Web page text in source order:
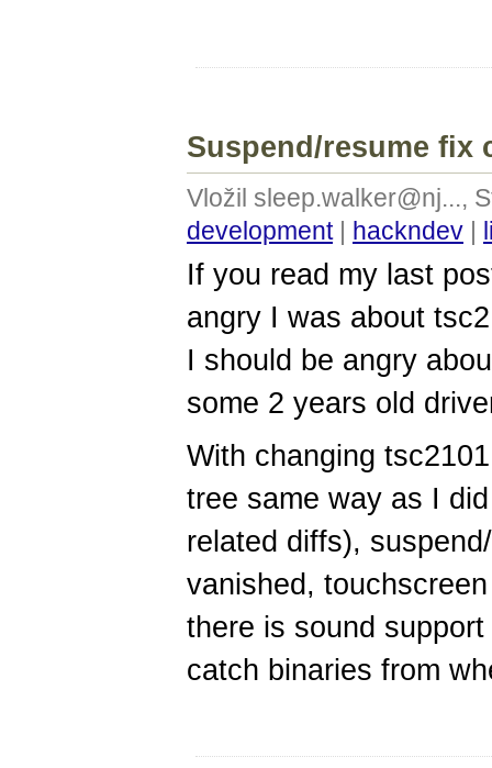
Suspend/resume fix
Vložil sleep.walker@nj...,
development| hackndev
If you read my last
angry I was about
I should be angry
some 2 years old
With changing
tree same way as I
related diffs),
vanished,
there is sound
catch binaries from